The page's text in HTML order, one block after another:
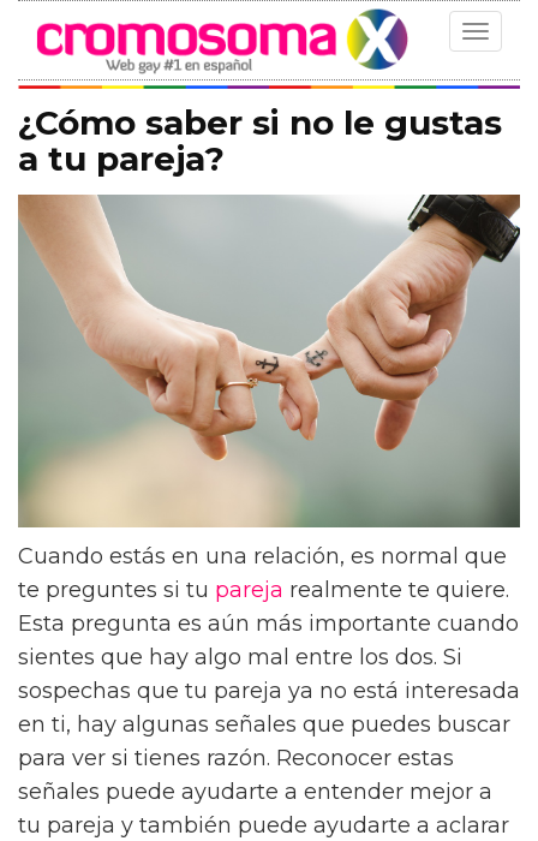
Toggle
¿Cómo saber si no le gustas
a tu pareja?
Cuando estás en una relación, es normal que
te preguntes si tu pareja realmente te quiere.
Esta pregunta es aún más importante cuando
sientes que hay algo mal entre los dos. Si
sospechas que tu pareja ya no está interesada
en ti, hay algunas señales que puedes buscar
para ver si tienes razón. Reconocer estas
señales puede ayudarte a entender mejor a
tu pareja y también puede ayudarte a aclarar